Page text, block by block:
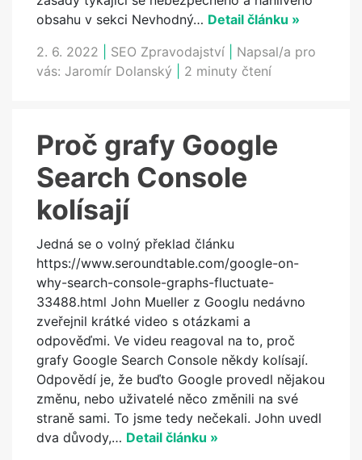
obsahu v sekci Nevhodný… Detail článku »
2. 6. 2022
SEO Zpravodajství
Napsal/a pro
vás: Jaromír Dolanský 2 minuty čtení
Proč grafy Google
Search Console
kolísají
Jedná se o volný překlad článku
https://www.seroundtable.com/google-on-
why-search-console-graphs-fluctuate-
33488.html John Mueller z Googlu nedávno
zveřejnil krátké video s otázkami a
odpověďmi. Ve videu reagoval na to, proč
grafy Google Search Console někdy kolísají.
Odpovědí je, že buďto Google provedl nějakou
změnu, nebo uživatelé něco změnili na své
straně sami. To jsme tedy nečekali. John uvedl
dva důvody,… Detail článku »